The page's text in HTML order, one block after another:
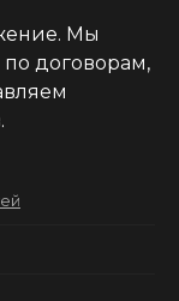
Мы
договорам,